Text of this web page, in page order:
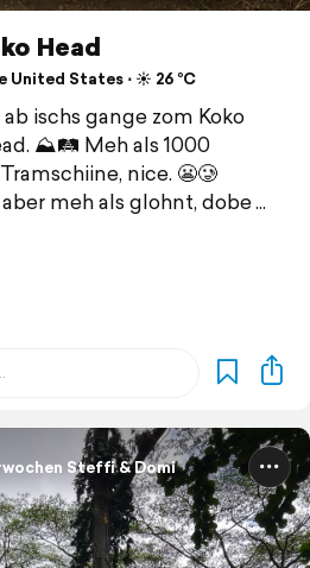
Head
United States ⋅ ☀️ 26 °C
ischs gange zom Koko
⛰️🛤️ Meh als 1000
nice. 😬🥲
meh als glohnt, dobe
Steffi & Domi